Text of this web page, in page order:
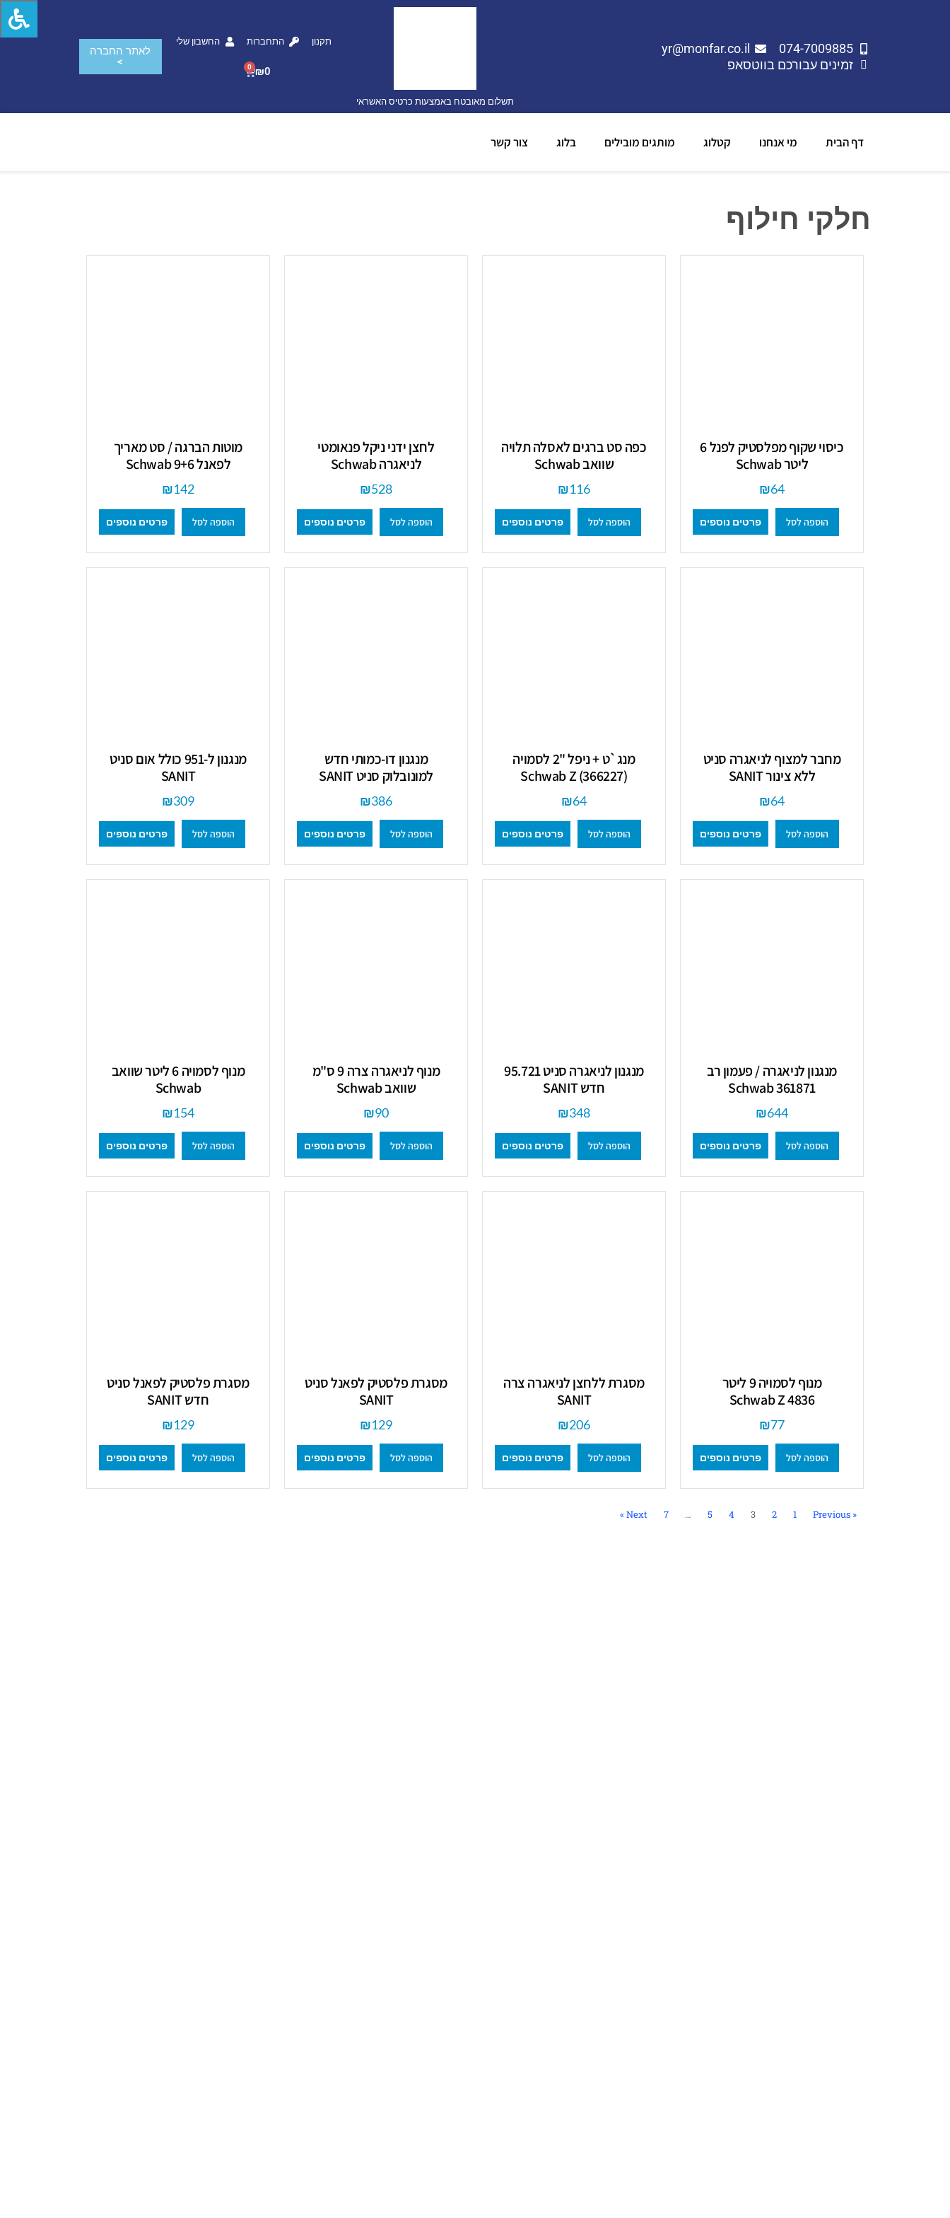
074-7009885
yr@monfar.co.il
זמינים עבורכם בווטסאפ
תשלום מאובטח באמצעות כרטיס האשראי
תקנון התחברות החשבון שלי
₪0
0
לאתר החברה
>
דף הבית מי אנחנו קטלוג מותגים מובילים בלוג צור קשר
חלקי חילוף
כיסוי שקוף מפלסטיק לפנל 6
ליטר Schwab
₪64
הוספה לסל פרטים נוספים
כפה סט ברגים לאסלה תלויה
שוואב Schwab
₪116
הוספה לסל פרטים נוספים
לחצן ידני ניקל פנאומטי
לניאגרה Schwab
₪528
הוספה לסל פרטים נוספים
מוטות הברגה / סט מאריך
לפאנל 9+6 Schwab
₪142
הוספה לסל פרטים נוספים
מחבר למצוף לניאגרה סניט
ללא צינור SANIT
₪64
הוספה לסל פרטים נוספים
מנג`ט + ניפל "2 לסמויה
(366227) Schwab Z
₪64
הוספה לסל פרטים נוספים
מנגנון דו-כמותי חדש
למונובלוק סניט SANIT
₪386
הוספה לסל פרטים נוספים
מנגנון ל-951 כולל אום סניט
SANIT
₪309
הוספה לסל פרטים נוספים
מנגנון לניאגרה / פעמון רב
361871 Schwab
₪644
הוספה לסל פרטים נוספים
מנגנון לניאגרה סניט 95.721
חדש SANIT
₪348
הוספה לסל פרטים נוספים
מנוף לניאגרה צרה 9 ס"מ
שוואב Schwab
₪90
הוספה לסל פרטים נוספים
מנוף לסמויה 6 ליטר שוואב
Schwab
₪154
הוספה לסל פרטים נוספים
מנוף לסמויה 9 ליטר
Schwab Z 4836
₪77
הוספה לסל פרטים נוספים
מסגרת ללחצן לניאגרה צרה
SANIT
₪206
הוספה לסל פרטים נוספים
מסגרת פלסטיק לפאנל סניט
SANIT
₪129
הוספה לסל פרטים נוספים
מסגרת פלסטיק לפאנל סניט
חדש SANIT
₪129
הוספה לסל פרטים נוספים
« Previous
1
2
3
4
5
…
7
Next »